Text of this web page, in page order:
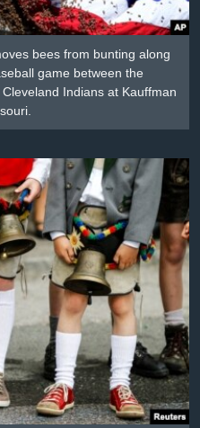
bees from bunting along
game between the
Indians at Kauffman